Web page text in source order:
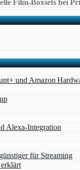
Film-Boxsets bei
und Amazon
Alexa‑Integration
für Streaming